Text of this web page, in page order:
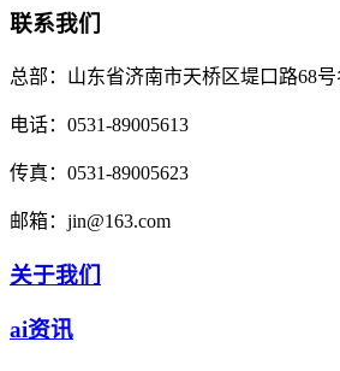
联系我们
总部： 山东省济南市天桥区堤口路68
电话： 0531-89005613
传真： 0531-89005623
邮箱： jin@163.com
关于我们
ai资讯